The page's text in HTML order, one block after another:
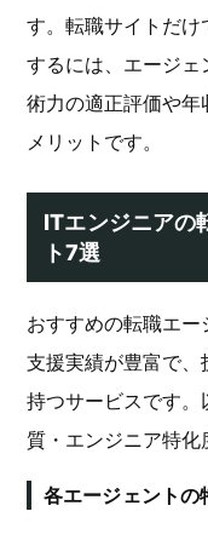
す。転職サイトだけ
するには、エージ
術力の適正評価や
メリットです。
ITエンジニアの
ト7選
おすすめの転職エ
支援実績が豊富で
持つサービスです
質・エンジニア特化
各エージェントの